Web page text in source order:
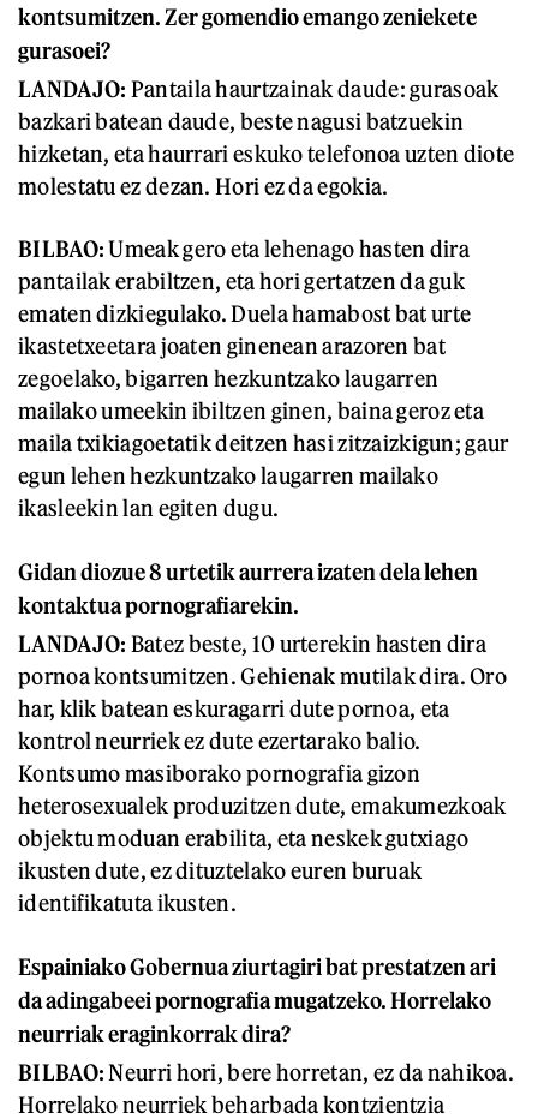
kontsumitzen. Zer gomendio emango zeniekete
gurasoei?
LANDAJO: Pantaila haurtzainak daude: gurasoak
bazkari batean daude, beste nagusi batzuekin
hizketan, eta haurrari eskuko telefonoa uzten diote
molestatu ez dezan. Hori ez da egokia.
BILBAO:Umeak gero eta lehenago hasten dira
pantailak erabiltzen, eta hori gertatzen da guk
ematen dizkiegulako. Duela hamabost bat urte
ikastetxeetara joaten ginenean arazoren bat
zegoelako, bigarren hezkuntzako laugarren
mailako umeekin ibiltzen ginen, baina geroz eta
maila txikiagoetatik deitzen hasi zitzaizkigun; gaur
egun lehen hezkuntzako laugarren mailako
ikasleekin lan egiten dugu.
Gidan diozue 8 urtetik aurrera izaten dela lehen
kontaktua pornografiarekin.
LANDAJO: Batez beste, 10 urterekin hasten dira
pornoa kontsumitzen. Gehienak mutilak dira. Oro
har, klik batean eskuragarri dute pornoa, eta
kontrol neurriek ez dute ezertarako balio.
Kontsumo masiborako pornografia gizon
heterosexualek produzitzen dute, emakumezkoak
objektu moduan erabilita, eta neskek gutxiago
ikusten dute, ez dituztelako euren buruak
identifikatuta ikusten.
Espainiako Gobernua ziurtagiri bat prestatzen ari
da adingabeei pornografia mugatzeko. Horrelako
neurriak eraginkorrak dira?
BILBAO:Neurri hori, bere horretan, ez da nahikoa.
Horrelako neurriek beharbada kontzientzia